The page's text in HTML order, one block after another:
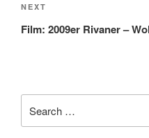
Next
Post
NEXT
Film: 2009er Rivaner –
for: